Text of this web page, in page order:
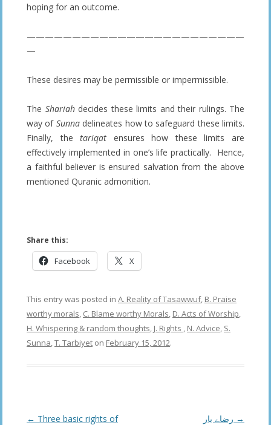
hoping for an outcome.
————————————————————————
—
These desires may be permissible or impermissible.
The Shariahdecides these limits and their rulings. The
way of Sunnadelineates how to safeguard these limits.
Finally, the tariqat ensures how these limits are
effectively implemented in one’s life practically. Hence,
a faithful believer is ensured salvation from the above
mentioned Quranic admonition.
Share this:
Facebook X
This entry was posted in A. Reality of Tasawwuf, B. Praise
worthy morals, C. Blame worthy Morals, D. Acts of Worship,
H. Whispering & random thoughts, J. Rights , N. Advice, S.
Sunna,T. Tarbiyet on February 15, 2012.
Post
← Three basic rights of
→